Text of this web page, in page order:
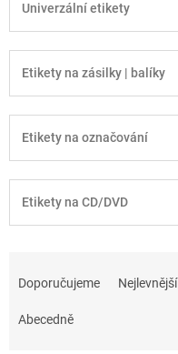
Univerzální etikety
Etikety na zásilky | balíky
Etikety na označování
Etikety na CD/DVD
Doporučujeme Nejlevnější
Abecedně